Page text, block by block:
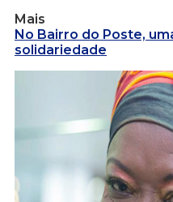
Mais
No Bairro do Poste,
solidariedade